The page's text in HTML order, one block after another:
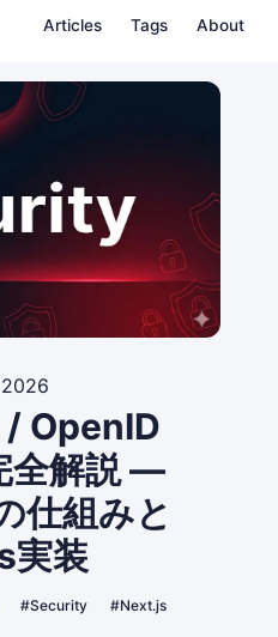
Articles Tags About
2026
OpenID
全解説 —
仕組みと
実装
#Security #Next.js